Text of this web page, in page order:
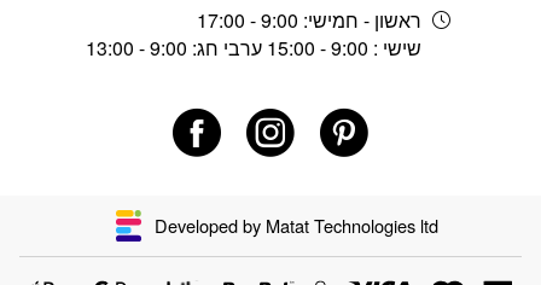
ראשון - חמישי: 9:00 - 17:00
שישי : 9:00 - 15:00 ערבי חג: 9:00 - 13:00
Developed by Matat Technologies ltd